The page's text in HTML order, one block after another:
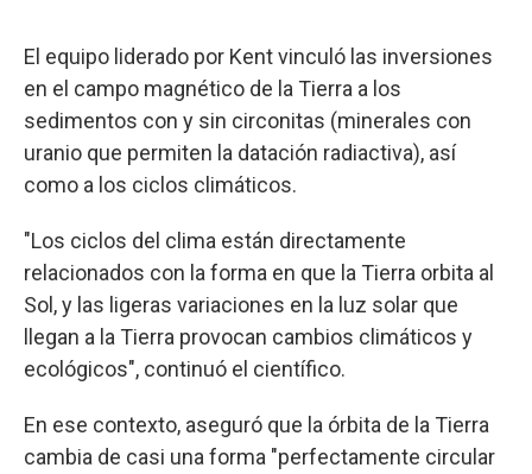
El equipo liderado por Kent vinculó las inversiones
en el campo magnético de la Tierra a los
sedimentos con y sin circonitas (minerales con
uranio que permiten la datación radiactiva), así
como a los ciclos climáticos.
"Los ciclos del clima están directamente
relacionados con la forma en que la Tierra orbita al
Sol, y las ligeras variaciones en la luz solar que
llegan a la Tierra provocan cambios climáticos y
ecológicos", continuó el científico.
En ese contexto, aseguró que la órbita de la Tierra
cambia de casi una forma "perfectamente circular